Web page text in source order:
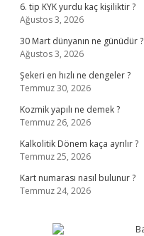
6. tip KYK yurdu kaç kişiliktir ?
Ağustos 3, 2026
30 Mart dünyanın ne günüdür ?
Ağustos 3, 2026
Şekeri en hızlı ne dengeler ?
Temmuz 30, 2026
Kozmik yapılı ne demek ?
Temmuz 26, 2026
Kalkolitik Dönem kaça ayrılır ?
Temmuz 25, 2026
Kart numarası nasıl bulunur ?
Temmuz 24, 2026